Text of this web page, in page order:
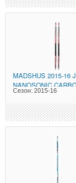
MADSHUS 2015-16
NANOSONIC
SKATE JR
Сезон: 2015-16